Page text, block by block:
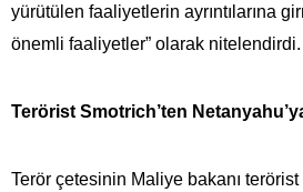
yürütülen faaliyetlerin ayrıntılarına
önemli faaliyetler” olarak nitelendirdi.
Terörist Smotrich’ten
Terör çetesinin Maliye bakanı